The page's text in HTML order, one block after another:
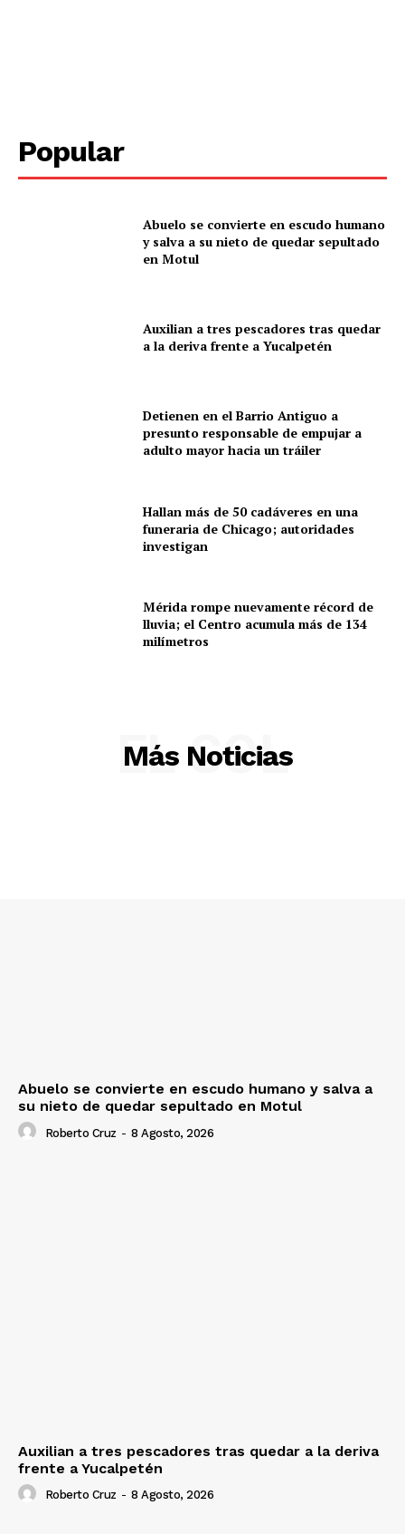
Popular
Abuelo se convierte en escudo humano
y salva a su nieto de quedar sepultado
en Motul
Auxilian a tres pescadores tras quedar
a la deriva frente a Yucalpetén
Detienen en el Barrio Antiguo a
presunto responsable de empujar a
adulto mayor hacia un tráiler
Hallan más de 50 cadáveres en una
funeraria de Chicago; autoridades
investigan
Mérida rompe nuevamente récord de
lluvia; el Centro acumula más de 134
milímetros
Más Noticias
EL SOL
Abuelo se convierte en escudo humano y salva a
su nieto de quedar sepultado en Motul
Roberto Cruz - 8 Agosto, 2026
Auxilian a tres pescadores tras quedar a la deriva
frente a Yucalpetén
Roberto Cruz - 8 Agosto, 2026